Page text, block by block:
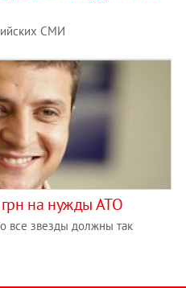
СМИ
на нужды АТО
все звезды должны так